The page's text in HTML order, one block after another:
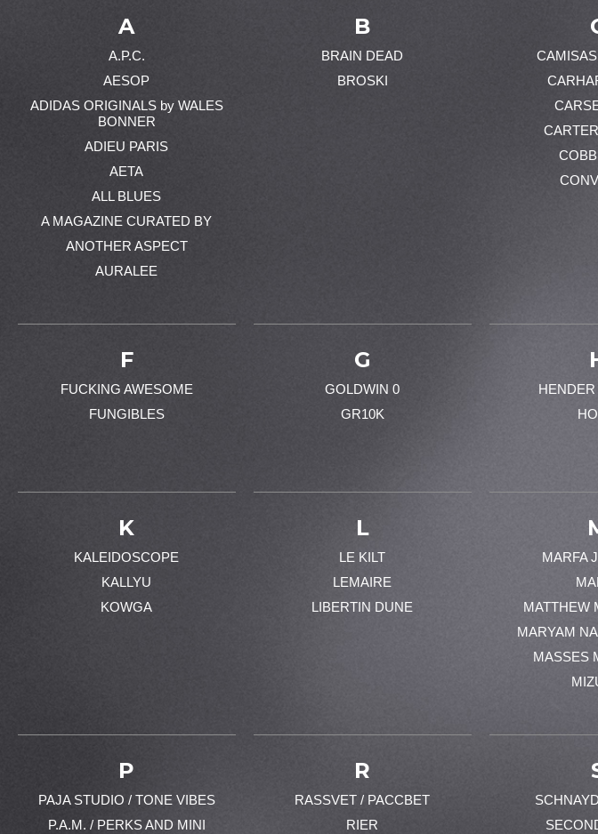
A
A.P.C.
AESOP
ADIDAS ORIGINALS by WALES
BONNER
ADIEU PARIS
AETA
ALL BLUES
A MAGAZINE CURATED BY
ANOTHER ASPECT
AURALEE
B
BRAIN DEAD
BROSKI
F
FUCKING AWESOME
FUNGIBLES
G
GOLDWIN 0
GR10K
K
KALEIDOSCOPE
KALLYU
KOWGA
L
LE KILT
LEMAIRE
LIBERTIN DUNE
MARFA
MATTHEW
MARYAM
MASSES
P
PAJA STUDIO / TONE VIBES
P.A.M. / PERKS AND MINI
R
RASSVET / PACCBET
RIER